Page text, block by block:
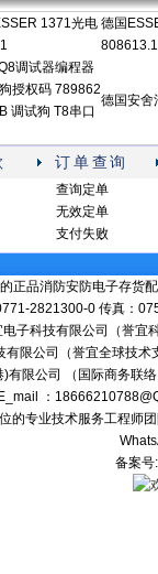
1371光电 德国
调试器编程器
授权码 789862
调试狗 T8串口
德国安舍
订单查询
查询定单
无效定单
支付失败
正品消防安防电子存货
2821300-0 传真：
电子科技有限公司（誉
有限公司（誉宜全球技
)有限公司 （国际商务联
：
专业技术服务工程师
备案